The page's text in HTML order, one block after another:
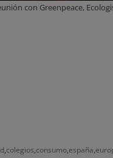
con Greenpeace,
,colegios,consumo,españa,